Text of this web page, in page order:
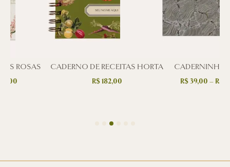
ROSAS CADERNO DE RECEITAS HORTA
R$182,00
CADERNINHO
R$39,00 – R$